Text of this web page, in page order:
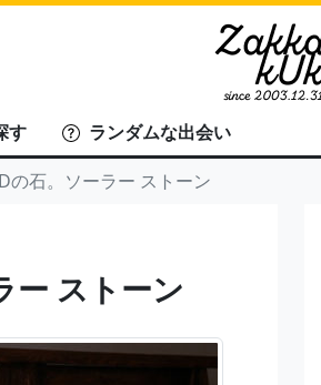
す
ランダムな出会い
の石。ソーラー ストーン
ー ストーン